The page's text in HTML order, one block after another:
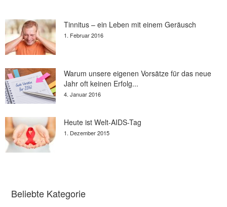
Tinnitus – ein Leben mit einem Geräusch
1. Februar 2016
Warum unsere eigenen Vorsätze für das neue
Jahr oft keinen Erfolg...
4. Januar 2016
Heute ist Welt-AIDS-Tag
1. Dezember 2015
Beliebte Kategorie